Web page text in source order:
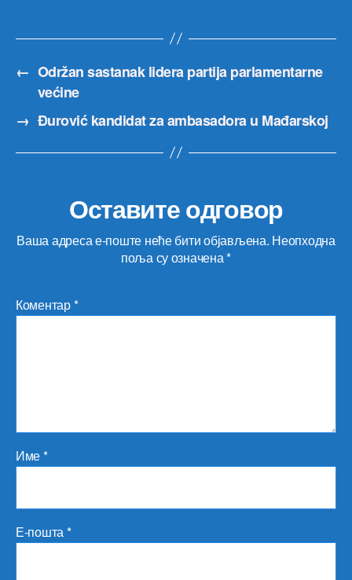
← Održan sastanak lidera partija parlamentarne
većine
→ Đurović kandidat za ambasadora u Mađarskoj
Оставите одговор
Ваша адреса е-поште неће бити објављена. Неопходна
поља су означена*
Коментар*
Име*
Е-пошта*